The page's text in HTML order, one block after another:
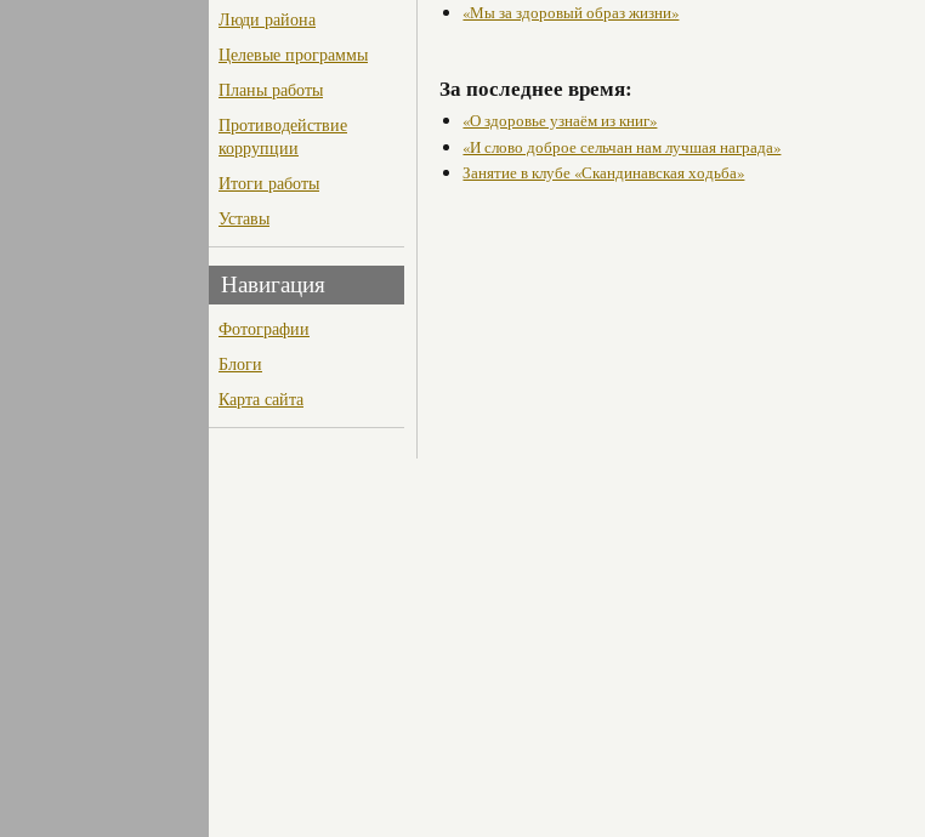
Люди района
Целевые программы
Планы работы
Противодействие
коррупции
Итоги работы
Уставы
Навигация
Фотографии
Блоги
Карта сайта
«Мы за здоровый образ жизни»
За последнее время:
«О здоровье узнаём из книг»
«И слово доброе сельчан нам лучшая награда»
Занятие в клубе «Скандинавская ходьба»